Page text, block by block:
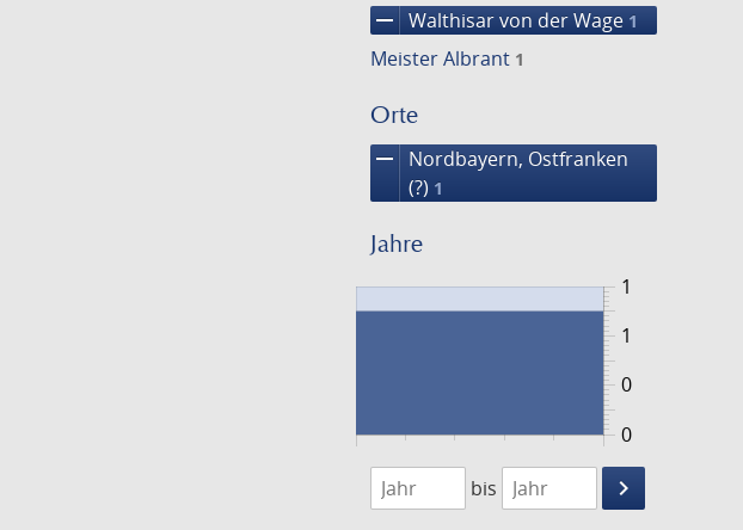
remove Walthisar von der Wage 1
Meister Albrant 1
Orte
remove
Nordbayern, Ostfranken
(?) 1
Jahre
0
1
0
1
1474
1475
bis
keyboard_arrow_right
Suche